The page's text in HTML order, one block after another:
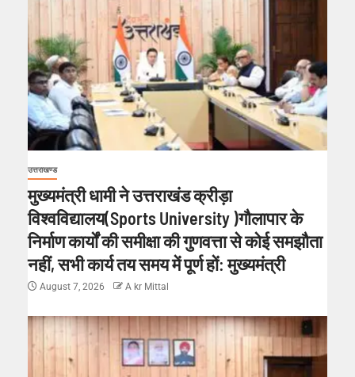
उत्तराखण्ड
मुख्यमंत्री धामी ने उत्तराखंड क्रीड़ा
विश्वविद्यालय(Sports University )गौलापार के
निर्माण कार्यों की समीक्षा की गुणवत्ता से कोई समझौता
नहीं, सभी कार्य तय समय में पूर्ण हों: मुख्यमंत्री
August 7, 2026 A kr Mittal